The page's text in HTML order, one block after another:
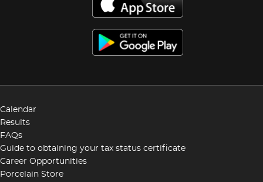
Calendar
Results
FAQs
Guide to obtaining your tax status certificate
Career Opportunities
Porcelain Store